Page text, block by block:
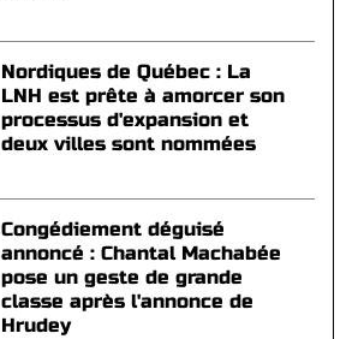
Nordiques de Québec : La
LNH est prête à amorcer son
processus d'expansion et
deux villes sont nommées
Congédiement déguisé
annoncé : Chantal Machabée
pose un geste de grande
classe après l'annonce de
Hrudey